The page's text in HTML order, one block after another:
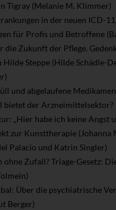
Tigray (Melanie M. Klimmer)
in der neuen ICD-
für Profis und Betroffene
die Zukunft der Pflege.
Hilde Steppe (Hilde Schädle-
und abgelaufene
bietet der Arzneimittelsektor?
„Hier habe ich keine Angst
zur Kunsttherapie (Johanna
Palacio und Katrin Singler)
ohne Zufall? Triage-Gesetz:
Über die psychiatrische
Berger)